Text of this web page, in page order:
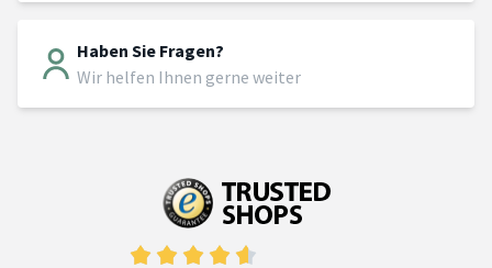
Haben Sie Fragen?
Wir helfen Ihnen gerne weiter